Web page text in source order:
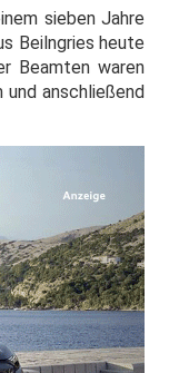
sieben Jahre
Beilngries heute
Beamten waren
und anschließend